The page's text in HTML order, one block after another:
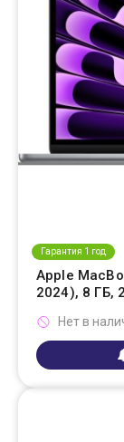
Гарантия 1 год
Apple
2024), 8 ГБ,
Нет в